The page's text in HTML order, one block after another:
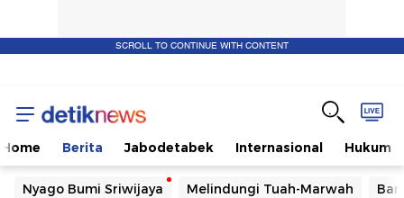
SCROLL TO CONTINUE WITH CONTENT
Home Berita Jabodetabek Internasional Hukum
Nyago Bumi Sriwijaya Melindungi Tuah-Marwah